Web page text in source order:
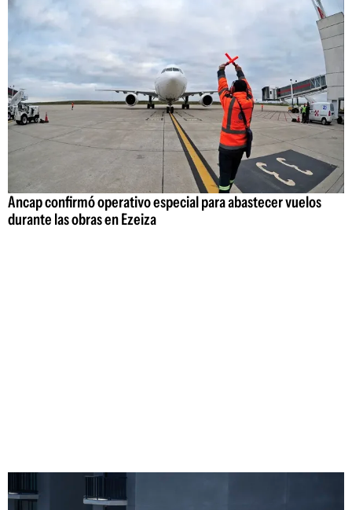
Ancap confirmó operativo especial para abastecer vuelos
durante las obras en Ezeiza